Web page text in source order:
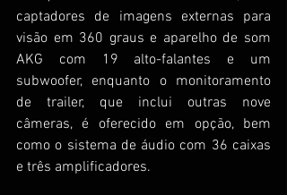
captadores de imagens externas para
visão em 360 graus e aparelho de som
AKG com 19 alto-falantes e um
subwoofer, enquanto o monitoramento
de trailer, que inclui outras nove
câmeras, é oferecido em opção, bem
como o sistema de áudio com 36 caixas
e três amplificadores.